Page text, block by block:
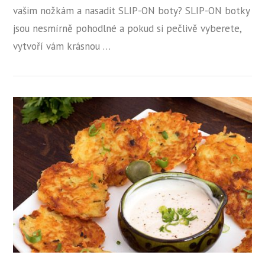
ZOBRAZIT PŘÍSPĚVEK
vašim nožkám a nasadit SLIP-ON boty? SLIP-ON botky
jsou nesmírně pohodlné a pokud si pečlivě vyberete,
vytvoří vám krásnou …